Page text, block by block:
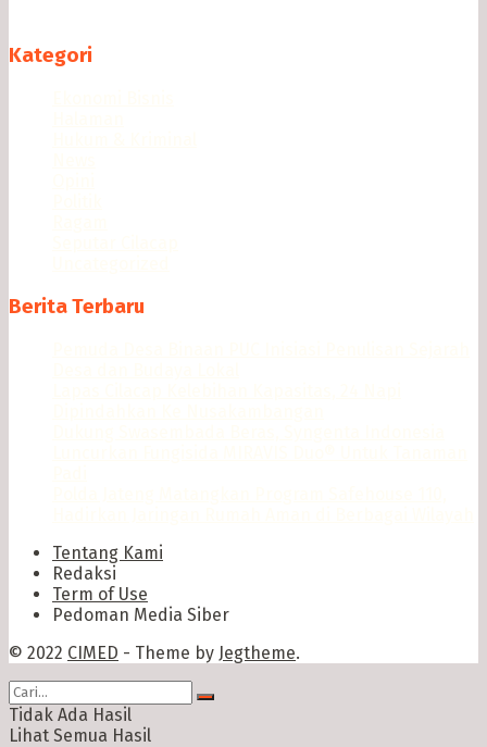
Kategori
Berita Terbaru
Tentang Kami
Redaksi
Term of Use
Pedoman Media Siber
© 2022 CIMED - Theme by Jegtheme.
Tidak Ada Hasil
Lihat Semua Hasil